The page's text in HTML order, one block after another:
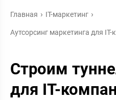
Главная IT-маркетинг
Аутсорсинг маркетинга для IT-
Строим
для IT-